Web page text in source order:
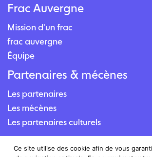
Frac Auvergne
Mission d'un frac
frac auvergne
Équipe
Partenaires & mécènes
Les partenaires
Les mécènes
Les partenaires culturels
Contact
Ce site utilise des cookie afin de vous